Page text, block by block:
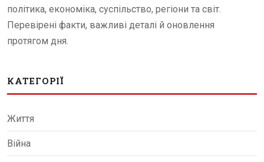
політика, економіка, суспільство, регіони та світ.
Перевірені факти, важливі деталі й оновлення
протягом дня.
КАТЕГОРІЇ
Життя
Війна